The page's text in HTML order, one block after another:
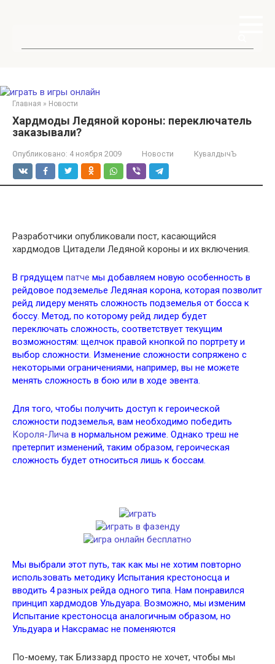
Главная » Новости
Хардмоды Ледяной короны: переключатель
заказывали?
Опубликовано: 4 ноября 2009 Новости КувалдычЪ
Разработчики опубликовали пост, касающийся
хардмодов Цитадели Ледяной короны и их включения.
В грядущем патче мы добавляем новую особенность в
рейдовое подземелье Ледяная корона, которая позволит
рейд лидеру менять сложность подземелья от босса к
боссу. Метод, по которому рейд лидер будет
переключать сложность, соответствует текущим
возможностям: щелчок правой кнопкой по портрету и
выбор сложности. Изменение сложности сопряжено с
некоторыми ограничениями, например, вы не можете
менять сложность в бою или в ходе эвента.
Для того, чтобы получить доступ к героической
сложности подземелья, вам необходимо победить
Короля-Лича в нормальном режиме. Однако треш не
претерпит изменений, таким образом, героическая
сложность будет относиться лишь к боссам.
Мы выбрали этот путь, так как мы не хотим повторно
использовать методику Испытания крестоносца и
вводить 4 разных рейда одного типа. Нам понравился
принцип хардмодов Ульдуара. Возможно, мы изменим
Испытание крестоносца аналогичным образом, но
Ульдуара и Наксрамас не поменяются
По-моему, так Близзард просто не хочет, чтобы мы